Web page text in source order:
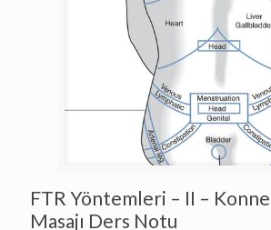
FTR Yöntemleri – II –
Masajı Ders Notu